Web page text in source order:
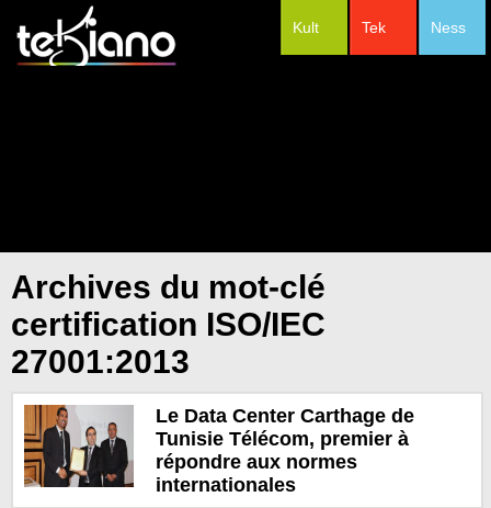
Ness
Tek
Kult
Archives du mot-clé
certification ISO/IEC
27001:2013
Le Data Center Carthage de
Tunisie Télécom, premier à
répondre aux normes
internationales